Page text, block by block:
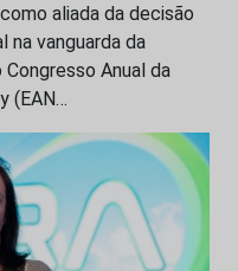
aliada da decisão
na vanguarda da
Anual da
(EAN…